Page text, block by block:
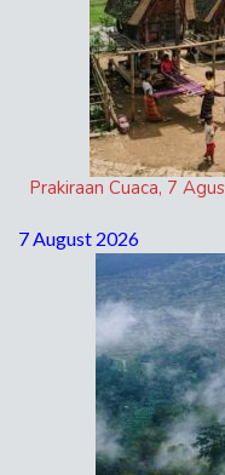
Prakiraan Cuaca, 7
7 August 2026